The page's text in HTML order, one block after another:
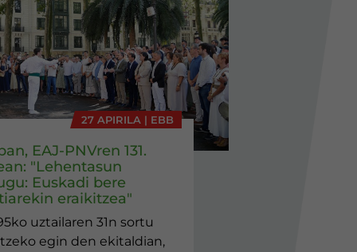
27 APIRILA | EBB
EAJ-PNVren 131.
"Lehentasun
Euskadi bere
eraikitzea"
uztailaren 31n sortu
egin den ekitaldian,